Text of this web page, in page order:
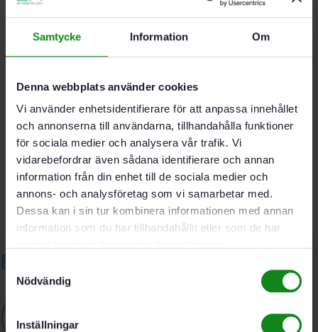
Samtycke Information Om
Denna webbplats använder cookies
Vi använder enhetsidentifierare för att anpassa innehållet
och annonserna till användarna, tillhandahålla funktioner
för sociala medier och analysera vår trafik. Vi
vidarebefordrar även sådana identifierare och annan
information från din enhet till de sociala medier och
annons- och analysföretag som vi samarbetar med.
Dessa kan i sin tur kombinera informationen med annan
information som du har tillhandahållit eller som de har
Samtyckesval
Nödvändig
Inställningar
Det finns inga recensioner än.
Bli först med att recensera ”Festool Stenborr DB
STONE CE D6 3-pack”
Du måste varainloggadför att skriva en recension.
Relaterade produkter